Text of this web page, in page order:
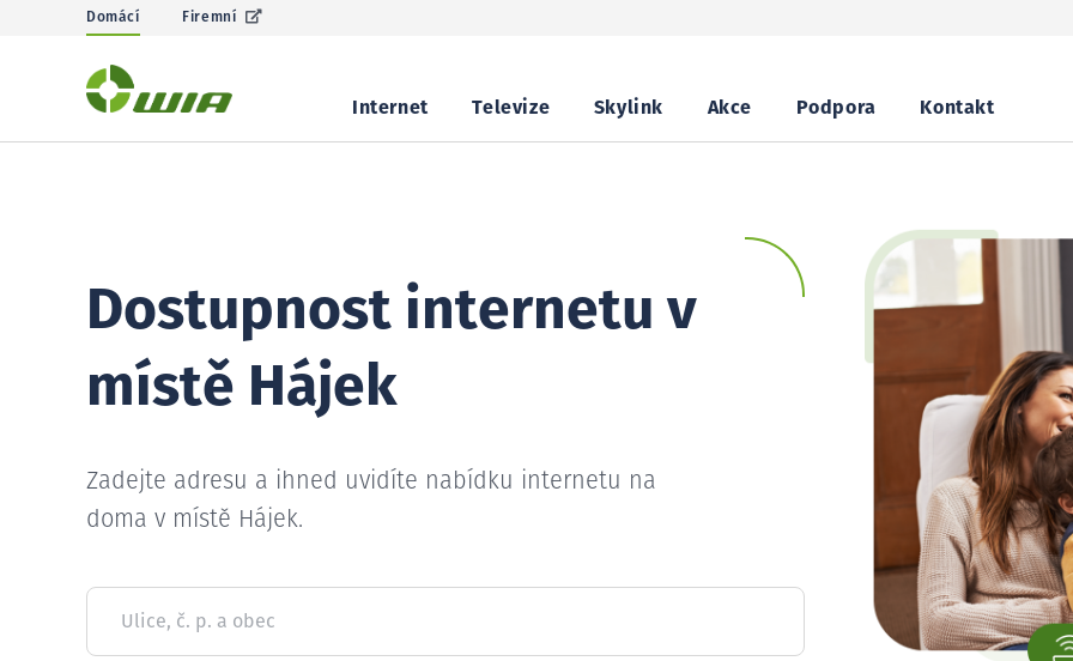
Domácí Firemní
Internet Televize Skylink Akce Podpora Kontakt
Dostupnost internetu v
místě Hájek
Zadejte adresu a ihned uvidíte nabídku internetu na
doma v místě Hájek.
Ulice, č. p. a obec